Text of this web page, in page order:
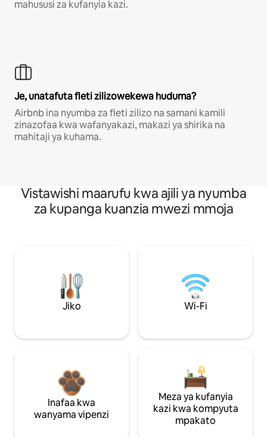
mahususi za kufanyia kazi.
Je, unatafuta fleti zilizowekewa huduma?
Airbnb ina nyumba za fleti zilizo na samani kamili
zinazofaa kwa wafanyakazi, makazi ya shirika na
mahitaji ya kuhama.
Vistawishi maarufu kwa ajili ya nyumba
za kupanga kuanzia mwezi mmoja
Jiko Wi-Fi
Inafaa kwa
wanyama vipenzi
Meza ya kufanyia
kazi kwa kompyuta
mpakato